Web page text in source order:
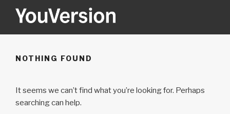
YOUVERSION
NOTHING FOUND
It seems we can’t find what you’re looking for. Perhaps
searching can help.